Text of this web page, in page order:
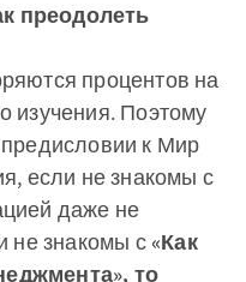
преодолеть
процентов на
изучения. Поэтому
к Мир
если не знакомы с
даже не
не знакомы с«Как
то